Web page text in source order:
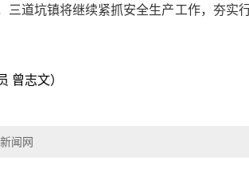
三道坑镇将继续紧抓安全生产工作，夯实
曾志文）
闻网